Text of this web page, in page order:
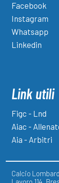
Facebook
Instagram
Whatsapp
Linkedin
Link utili
Figc - Lnd
Aiac -
Aia - Arbitri
Calcio